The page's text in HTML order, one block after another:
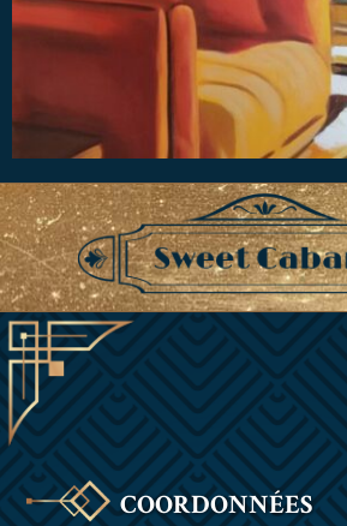
COORDONNÉES